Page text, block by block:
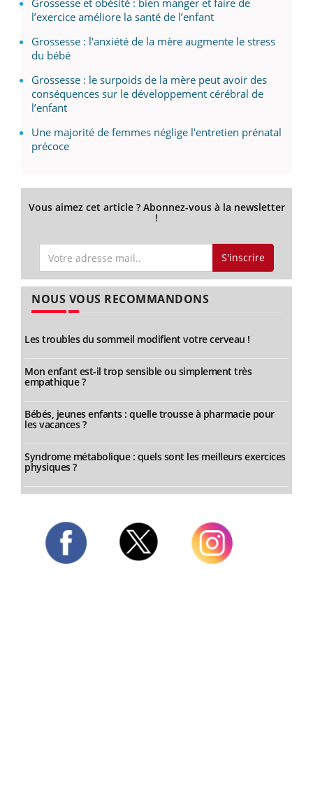
l’exercice améliore la santé de l’enfant
Grossesse : l'anxiété de la mère augmente le stress
du bébé
Grossesse : le surpoids de la mère peut avoir des
conséquences sur le développement cérébral de
l’enfant
Une majorité de femmes néglige l'entretien prénatal
précoce
Vous aimez cet article ? Abonnez-vous à la newsletter
!
S'inscrire
NOUS VOUS RECOMMANDONS
Les troubles du sommeil modifient votre cerveau !
Mon enfant est-il trop sensible ou simplement très
empathique ?
Bébés, jeunes enfants : quelle trousse à pharmacie pour
les vacances ?
Syndrome métabolique : quels sont les meilleurs exercices
physiques ?